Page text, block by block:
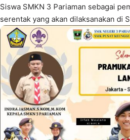
Siswa SMKN 3 Pariaman sebagai
serentak yang akan dilaksanakan di